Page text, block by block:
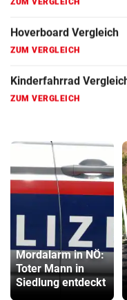
Hoverboard Vergleich
Kinderfahrrad Vergleich
Mordalarm in NÖ:
Toter Mann in
Siedlung entdeckt